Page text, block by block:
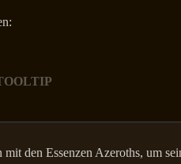
den Essenzen Azeroths, um